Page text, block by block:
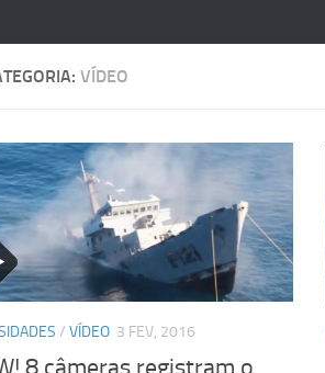
VÍDEO
/ VÍDEO 3 FEV, 2016